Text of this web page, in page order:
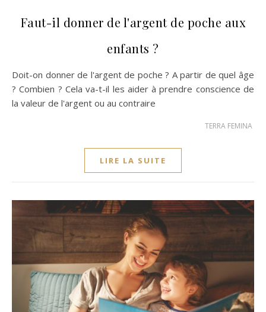
Faut-il donner de l'argent de poche aux
enfants ?
Doit-on donner de l'argent de poche ? A partir de quel âge
? Combien ? Cela va-t-il les aider à prendre conscience de
la valeur de l'argent ou au contraire
TERRA FEMINA
LIRE LA SUITE